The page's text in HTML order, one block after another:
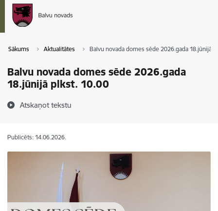
Sākums Aktualitātes Balvu novada domes sēde 2026.gada 18.jūnijā
Balvu novada domes sēde 2026.gada
18.jūnijā plkst. 10.00
Atskaņot tekstu
Publicēts: 14.06.2026.